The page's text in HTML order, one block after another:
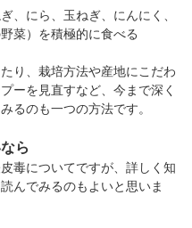
、にら、玉ねぎ、にんにく、
菜）を積極的に食べる
り、栽培方法や産地にこだわ
ーを見直すなど、今まで深く
るのも一つの方法です。
ら
毒についてですが、詳しく知
んでみるのもよいと思いま